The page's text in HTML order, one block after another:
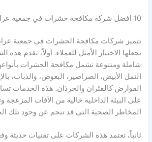
10 افضل شركة مكافحة حشرات في جمعية عرابي
تتميز شركات مكافحة الحشرات في جمعية
تجعلها الاختيار الأمثل للعملاء. أولاً، تقدم
شاملة ومتنوعة تشمل مكافحة الحشرات
النمل الأبيض، الصراصير، البعوض، والذباب،
القوارض كالفئران والجرذان. هذه الخدمات
على البيئة الداخلية خالية من الآفات
المخاطر الصحية التي قد تنجم عن وجود تلك
ثانياً، تعتمد هذه الشركات على تقنيات حديثة